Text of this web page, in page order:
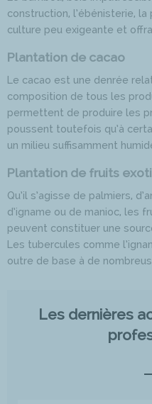
construction, l’ébénisterie, la
culture peu exigeante et
Plantation de cacao
Le cacao est une denrée
composition de tous les
permettent de produire les
poussent toutefois qu’à
un milieu suffisamment
Plantation de fruits
Qu’il s’agisse de palmiers,
d’igname ou de manioc, les
peuvent constituer une
Les tubercules comme
outre de base à de
Les dernières